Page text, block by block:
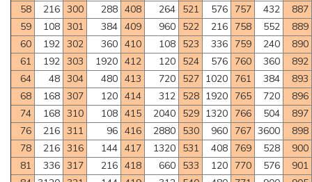
58
216 300 288 408 264 521 576 757 432
887
59
108 301 384 409 960 522 216 758 552
889
60
192 302 360 410 108 523 336 759 240
890
61
192 303 1920 412 120 524 576 760 360
892
64
48 304 480 413 720 527 1020 761 384
893
68
168 307 120 414 312 528 1920 765 720
896
74
168 310 108 415 2040 529 1320 766 504
897
76
216 311 96 416 2880 530 960 767 3600
898
78
216 316 144 417 1320 531 408 769 528
900
81
336 317 216 418 660 533 120 770 576
901